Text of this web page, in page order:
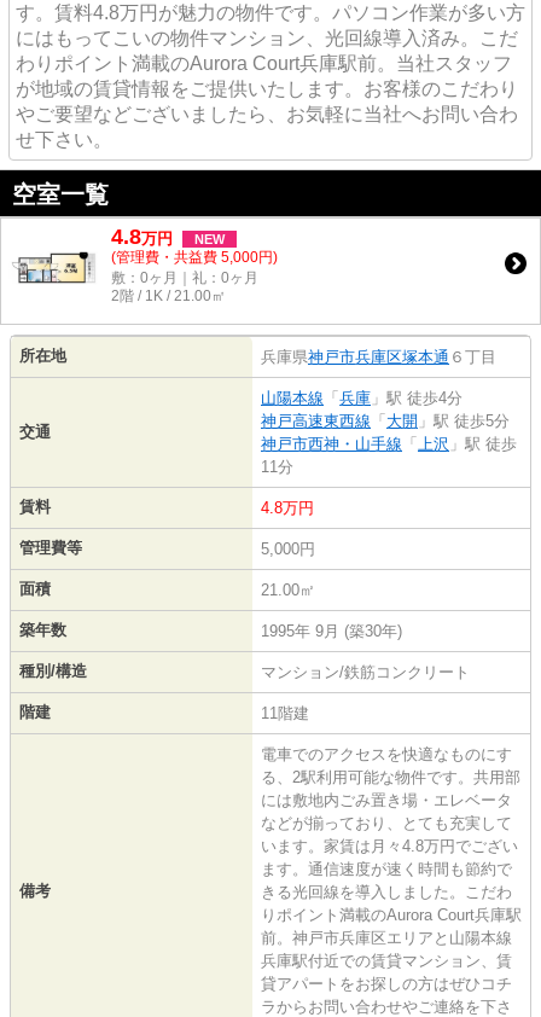
す。賃料4.8万円が魅力の物件です。パソコン作業が多い方
にはもってこいの物件マンション、光回線導入済み。こだ
わりポイント満載のAurora Court兵庫駅前。当社スタッフ
が地域の賃貸情報をご提供いたします。お客様のこだわり
やご要望などございましたら、お気軽に当社へお問い合わ
せ下さい。
空室一覧
4.8万円 NEW
(管理費・共益費 5,000円)
敷：0ヶ月｜礼：0ヶ月
2階 / 1K / 21.00㎡
所在地 兵庫県神戸市兵庫区塚本通 ６丁目
交通
山陽本線 「 兵庫 」駅 徒歩4分
神戸高速東西線 「 大開 」駅 徒歩5分
神戸市西神・山手線 「 上沢 」駅 徒歩
11分
賃料 4.8万円
管理費等 5,000円
面積 21.00㎡
築年数 1995年 9月 (築30年)
種別/構造 マンション/鉄筋コンクリート
階建 11階建
備考
電車でのアクセスを快適なものにす
る、2駅利用可能な物件です。共用部
には敷地内ごみ置き場・エレベータ
などが揃っており、とても充実して
います。家賃は月々4.8万円でござい
ます。通信速度が速く時間も節約で
きる光回線を導入しました。こだわ
りポイント満載のAurora Court兵庫駅
前。神戸市兵庫区エリアと山陽本線
兵庫駅付近での賃貸マンション、賃
貸アパートをお探しの方はぜひコチ
ラからお問い合わせやご連絡を下さ